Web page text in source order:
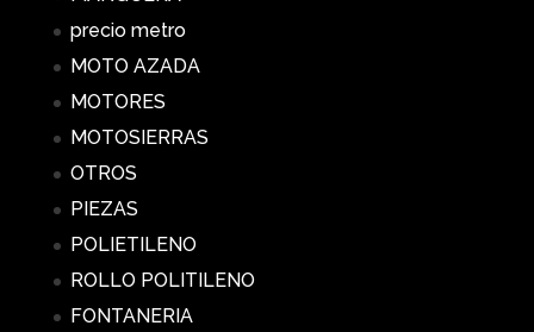
precio metro
MOTO AZADA
MOTORES
MOTOSIERRAS
OTROS
PIEZAS
POLIETILENO
ROLLO POLITILENO
FONTANERIA